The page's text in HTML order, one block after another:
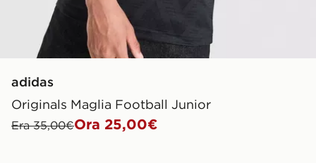
adidas
Originals Maglia Football Junior
Era 35,00€Ora 25,00€